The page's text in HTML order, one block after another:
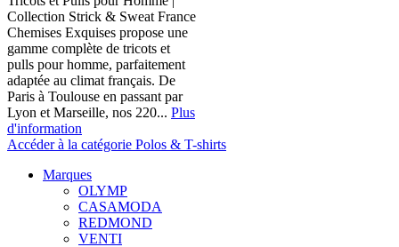
Collection Strick & Sweat France
Chemises Exquises propose une
gamme complète de tricots et
pulls pour homme, parfaitement
adaptée au climat français. De
Paris à Toulouse en passant par
Lyon et Marseille, nos 220... Plus
d'information
Accéder à la catégorie Polos & T-shirts
Marques
OLYMP
CASAMODA
REDMOND
VENTI